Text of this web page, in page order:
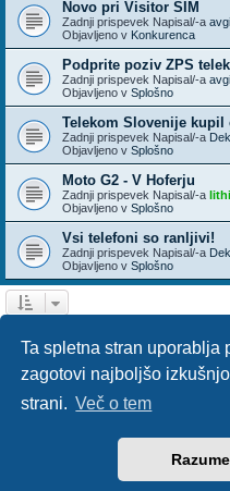
Ta spletna stran uporablja
zagotovi najboljšo
strani. Več o tem
Novo pri Visitor SIM
Zadnji prispevek Napisal/-a avgi
Objavljeno v Konkurenca
Podprite poziv ZPS
Zadnji prispevek Napisal/-a avgi
Objavljeno v Splošno
Telekom Slovenije kupil
Zadnji prispevek Napisal/-a
Objavljeno v Splošno
Moto G2 - V Hoferju
Zadnji prispevek Napisal/-a
Objavljeno v Splošno
Vsi telefoni so ranljivi!
Zadnji prispevek Napisal/-a
Objavljeno v Splošno
Forum070 je neuradni forum
nimamo nobene
Za vse objavljene prispevke